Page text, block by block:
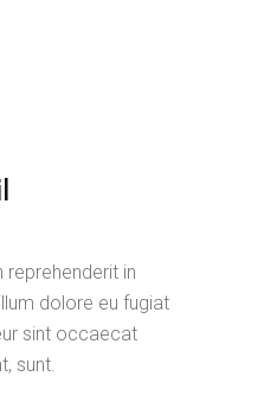
reprehenderit in
dolore eu fugiat
sint occaecat
sunt.